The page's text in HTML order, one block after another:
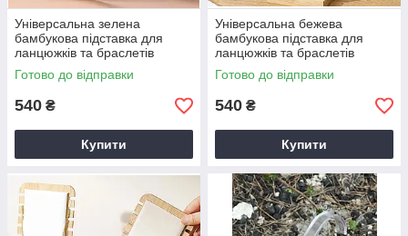
Універсальна зелена
бамбукова підставка для
ланцюжків та браслетів
Готово до відправки
540 ₴
Купити
Універсальна бежева
бамбукова підставка для
ланцюжків та браслетів
Готово до відправки
540 ₴
Купити